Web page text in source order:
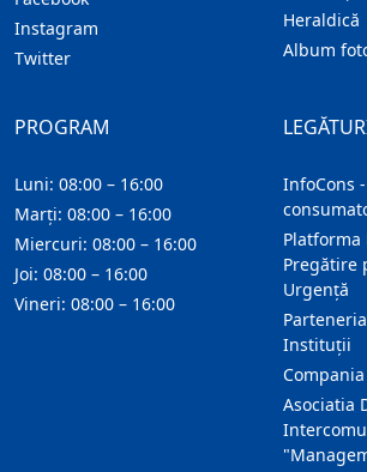
Instagram
Twitter
Heraldică
Album
InfoCons
Pregătire
Urgență
Instituții
Asociatia
PROGRAM
Luni: 08:00 – 16:00
Marți: 08:00 – 16:00
Miercuri: 08:00 – 16:00
Joi: 08:00 – 16:00
Vineri: 08:00 – 16:00